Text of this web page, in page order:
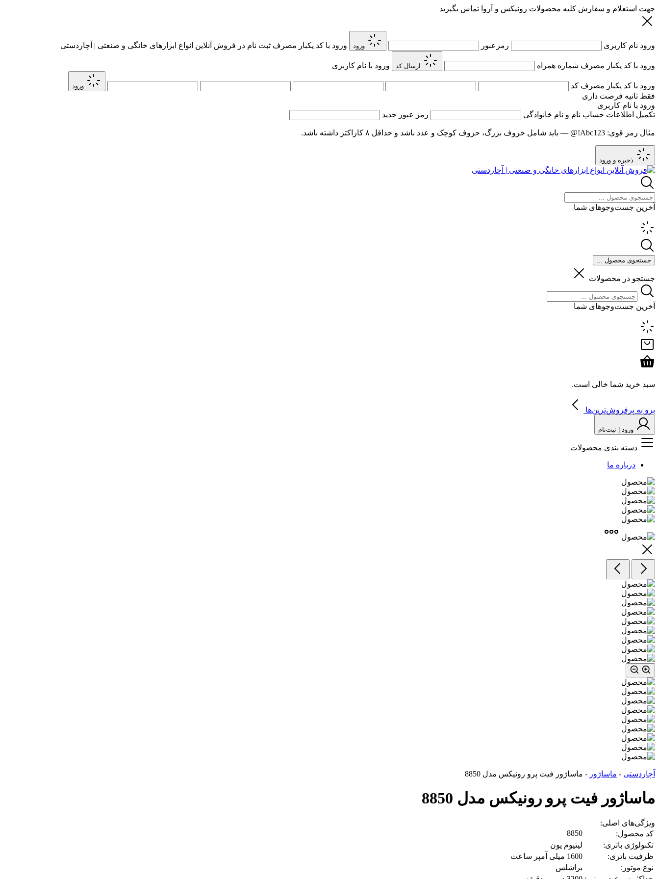
جهت استعلام و سفارش کلیه محصولات رونیکس و آروا تماس بگیرید
ورود نام کاربری رمزعبور ورود ورود با کد یکبار مصرف ثبت نام در فروش آنلاین انواع ابزارهای خانگی و صنعتی | آچاردستی
ورود با کد یکبار مصرف شماره همراه ارسال کد ورود با نام کاربری
ورود با کد یکبار مصرف کد ورود
فقط ثانیه فرصت داری
ورود با نام کاربری
تکمیل اطلاعات حساب نام و نام خانوادگی رمز عبور جدید
مثال رمز قوی: Abc123!@ — باید شامل حروف بزرگ، حروف کوچک و عدد باشد و حداقل ۸ کاراکتر داشته باشد.
ذخیره و ورود
آخرین جست‌وجوهای شما
جستجوی محصول ...
جستجو در محصولات
آخرین جست‌وجوهای شما
سبد خرید شما خالی است.
برو به پرفروش‌ترین‌ها
ورود | ثبت‌نام
دسته بندی محصولات
درباره ما
آچاردستی - ماساژور - ماساژور فیت پرو رونیکس مدل 8850
ماساژور فیت پرو رونیکس مدل 8850
ویژگی‌های اصلی:
کد محصول:
8850
تکنولوژی باتری:
لیتیوم یون
ظرفیت باتری:
1600 میلی آمپر ساعت
نوع موتور:
براشلس